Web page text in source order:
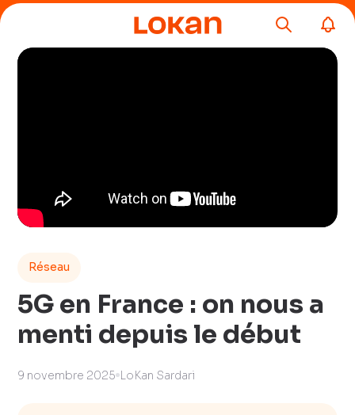
Réseau
5G en France : on nous a
menti depuis le début
9 novembre 2025 LoKan Sardari